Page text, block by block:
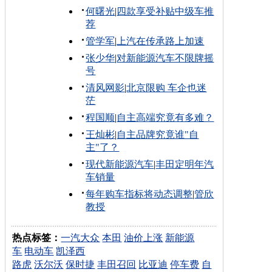
何曙光| 四款享受补贴中级车推
荐
管学军| 上汽在传承路上加速
张少华|对新能源汽车不限牌摇
号
清风网影|北京限购 车企也迷
茫
程国顺|自主高端究竟有多难？
王灿彬|自主品牌究竟谁"自
主"了？
现代新能源汽车|丰田定明年汽
车销量
每年购车指标将动态调整|管欣
教授
热点标签：一汽大众 本田 油价上涨 新能源
车 电动车 凯泽西
路虎 沃尔沃 保时捷 丰田召回 比亚迪 停车费 自